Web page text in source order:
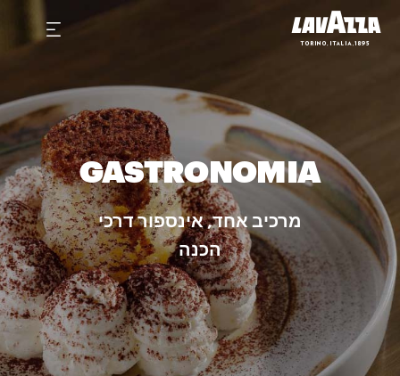
GASTRONOMIA
מרכיב אחד, אינספור דרכי
הכנה